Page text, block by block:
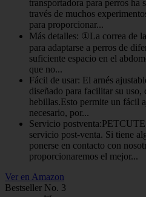
transportadora para perros ha
través de muchos
para proporcionar...
Más detalles: ①La correa de
para adaptarse a perros de
suficiente espacio en el
que no...
Fácil de usar: El arnés
diseñado para facilitar su uso,
hebillas.Esto permite un fácil
necesario, por...
Servicio
servicio post-venta. Si tiene
ponerse en contacto con
proporcionaremos el mejor...
Ver en Amazon
Bestseller No. 3